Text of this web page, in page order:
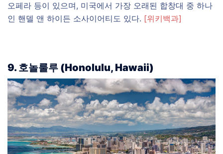
오페라 등이 있으며, 미국에서 가장 오래된 합창대 중 하나
인 핸델 앤 하이든 소사이어티도 있다. [위키백과]
9. 호놀룰루 (Honolulu, Hawaii)